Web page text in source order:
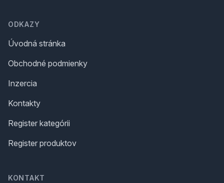
ODKAZY
Úvodná stránka
Obchodné podmienky
Inzercia
Kontakty
Register kategórii
Register produktov
KONTAKT